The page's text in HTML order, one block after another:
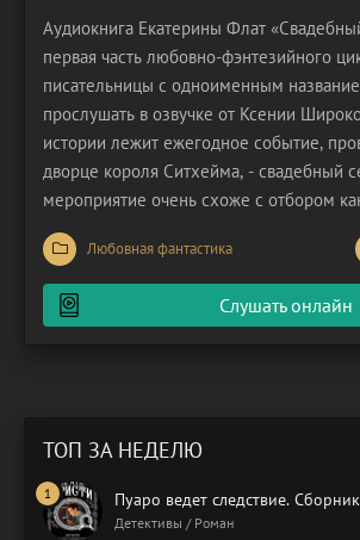
Аудиокнига Екатерины Флат
первая часть любовно-фэнтезийного
писательницы с одноименным
прослушать в озвучке от Ксении
истории лежит ежегодное событие,
дворце короля Ситхейма, - свадебный
мероприятие очень схоже с отбором
роль невесты, однако в свадебном
а сразу несколько. В текущем сезоне
жизни занимается видный холостяк
Любовная фантастика
Слушать онлайн
ТОП ЗА НЕДЕЛЮ
Пуаро ведет следствие. Сборник
Детективы / Роман